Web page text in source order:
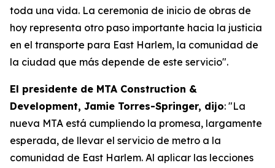
toda una vida. La ceremonia de inicio de obras de
hoy representa otro paso importante hacia la justicia
en el transporte para East Harlem, la comunidad de
la ciudad que más depende de este servicio".
El presidente de MTA Construction &
Development, Jamie Torres-Springer, dijo: "La
nueva MTA está cumpliendo la promesa, largamente
esperada, de llevar el servicio de metro a la
comunidad de East Harlem. Al aplicar las lecciones